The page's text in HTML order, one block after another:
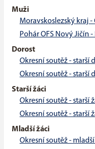
Muži
Moravskoslezský kraj -
Pohár OFS Nový Jičín -
Dorost
Okresní soutěž - starší
Okresní soutěž - starší
Starší žáci
Okresní soutěž - starší
Okresní soutěž - starší
Mladší žáci
Okresní soutěž - mladší